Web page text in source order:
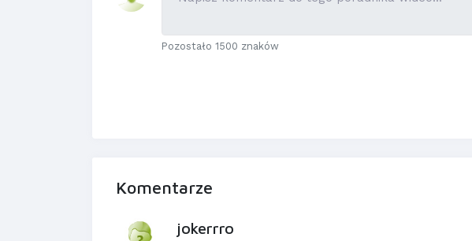
Pozostało 1500 znaków
Komentarze
jokerrro